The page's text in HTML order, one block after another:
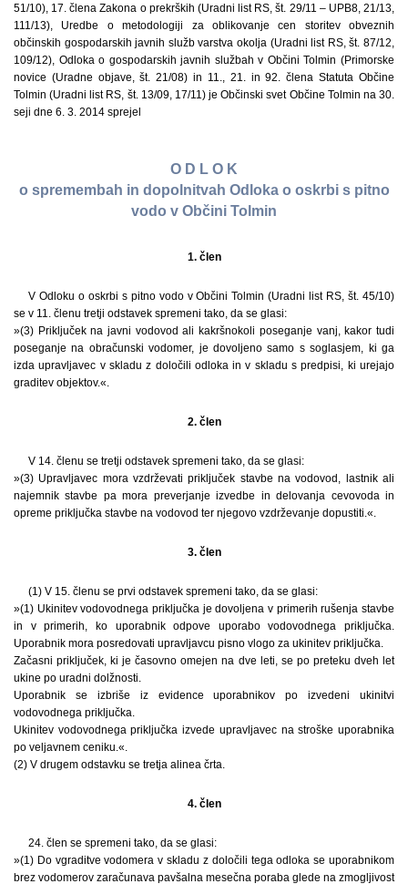
51/10), 17. člena Zakona o prekrških (Uradni list RS, št. 29/11 – UPB8, 21/13,
111/13), Uredbe o metodologiji za oblikovanje cen storitev obveznih
občinskih gospodarskih javnih služb varstva okolja (Uradni list RS, št. 87/12,
109/12), Odloka o gospodarskih javnih službah v Občini Tolmin (Primorske
novice (Uradne objave, št. 21/08) in 11., 21. in 92. člena Statuta Občine
Tolmin (Uradni list RS, št. 13/09, 17/11) je Občinski svet Občine Tolmin na 30.
seji dne 6. 3. 2014 sprejel
O D L O K
o spremembah in dopolnitvah Odloka o oskrbi s pitno
vodo v Občini Tolmin
1. člen
V Odloku o oskrbi s pitno vodo v Občini Tolmin (Uradni list RS, št. 45/10)
se v 11. členu tretji odstavek spremeni tako, da se glasi:
»(3) Priključek na javni vodovod ali kakršnokoli poseganje vanj, kakor tudi
poseganje na obračunski vodomer, je dovoljeno samo s soglasjem, ki ga
izda upravljavec v skladu z določili odloka in v skladu s predpisi, ki urejajo
graditev objektov.«.
2. člen
V 14. členu se tretji odstavek spremeni tako, da se glasi:
»(3) Upravljavec mora vzdrževati priključek stavbe na vodovod, lastnik ali
najemnik stavbe pa mora preverjanje izvedbe in delovanja cevovoda in
opreme priključka stavbe na vodovod ter njegovo vzdrževanje dopustiti.«.
3. člen
(1) V 15. členu se prvi odstavek spremeni tako, da se glasi:
»(1) Ukinitev vodovodnega priključka je dovoljena v primerih rušenja stavbe
in v primerih, ko uporabnik odpove uporabo vodovodnega priključka.
Uporabnik mora posredovati upravljavcu pisno vlogo za ukinitev priključka.
Začasni priključek, ki je časovno omejen na dve leti, se po preteku dveh let
ukine po uradni dolžnosti.
Uporabnik se izbriše iz evidence uporabnikov po izvedeni ukinitvi
vodovodnega priključka.
Ukinitev vodovodnega priključka izvede upravljavec na stroške uporabnika
po veljavnem ceniku.«.
(2) V drugem odstavku se tretja alinea črta.
4. člen
24. člen se spremeni tako, da se glasi:
»(1) Do vgraditve vodomera v skladu z določili tega odloka se uporabnikom
brez vodomerov zaračunava pavšalna mesečna poraba glede na zmogljivost